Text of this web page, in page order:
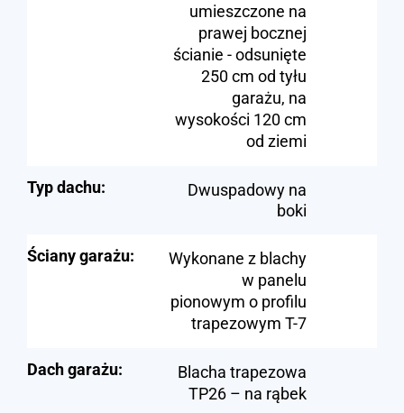
umieszczone na
prawej bocznej
ścianie - odsunięte
250 cm od tyłu
garażu, na
wysokości 120 cm
od ziemi
Typ dachu:
Dwuspadowy na
boki
Ściany garażu:
Wykonane z blachy
w panelu
pionowym o profilu
trapezowym T-7
Dach garażu:
Blacha trapezowa
TP26 – na rąbek